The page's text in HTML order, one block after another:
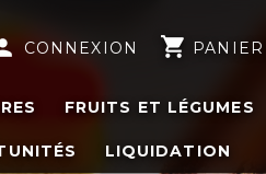
CONNEXION shopping_cart PANIER
FRUITS ET LÉGUMES
LIQUIDATION